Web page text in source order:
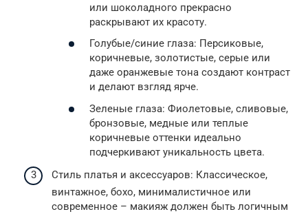
или шоколадного прекрасно
раскрывают их красоту.
Голубые/синие глаза: Персиковые,
коричневые, золотистые, серые или
даже оранжевые тона создают контраст
и делают взгляд ярче.
Зеленые глаза: Фиолетовые, сливовые,
бронзовые, медные или теплые
коричневые оттенки идеально
подчеркивают уникальность цвета.
Стиль платья и аксессуаров: Классическое,
винтажное, бохо, минималистичное или
современное – макияж должен быть логичным